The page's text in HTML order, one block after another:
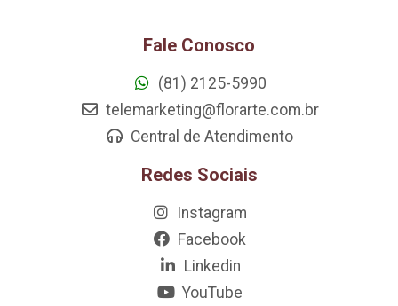
Fale Conosco
(81) 2125-5990
telemarketing@florarte.com.br
Central de Atendimento
Redes Sociais
Instagram
Facebook
Linkedin
YouTube